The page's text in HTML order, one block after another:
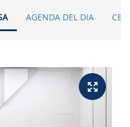
AGENDA DEL DIA